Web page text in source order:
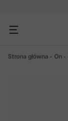
Strona główna On